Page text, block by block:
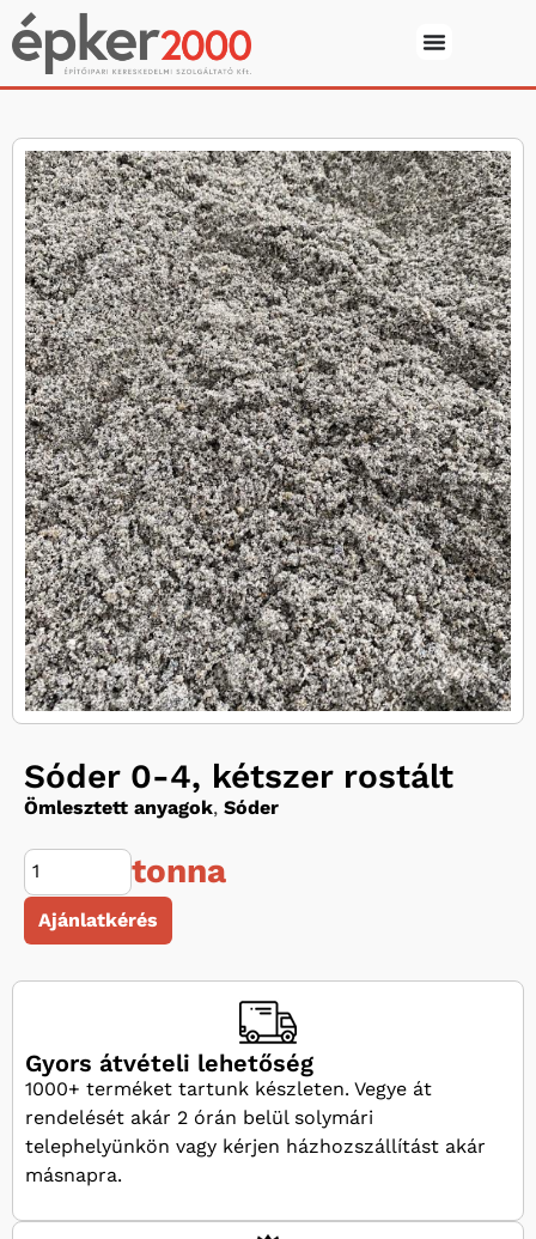
Sóder 0-4, kétszer rostált
Ömlesztett anyagok, Sóder
tonna
Ajánlatkérés
Gyors átvételi lehetőség
1000+ terméket tartunk készleten. Vegye át
rendelését akár 2 órán belül solymári
telephelyünkön vagy kérjen házhozszállítást akár
másnapra.